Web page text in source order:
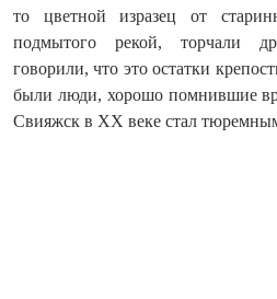
то цветной изразец от
подмытого рекой, торчали
говорили, что это остатки
были люди, хорошо помнившие
Свияжск в XX веке стал